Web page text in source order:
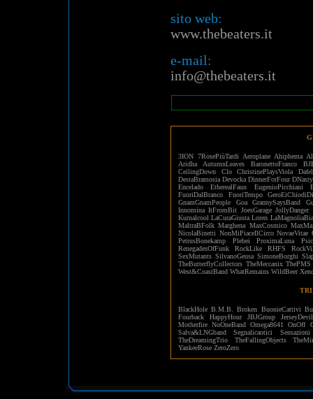
sito web:
www.thebeaters.it
e-mail:
info@thebeaters.it
3ION 7RosePiùTardi Aeroplane Ahiphema
Aridha
AutumnLeaves BaronettoFranco
CeilingDown
Clo ChristinePlaysViola
DestaBramosia Devocka DinnerForFour DNasty
Encelado
EtherealFaun EugenioPicchiani
FuoriDalBranco
FuoriTempo
GnamGnamPeople
Goa GrannySaysBand
Innomina ItFromBit JoesGarage JollyDanger
Kurnalcool LaCuraGiusta Loren
MaltraBFolk Marghena MaxCosmico
NicolaBinetti NonMiPiaceIlCirco NovaeVitae
PetrusBonekamp
Plebei ProximaLuna
RenegadesOfFunk
RockLike RHFS
SexMutants SilvanoGeusa SimoneBorghi
TheButterflyCollectors TheMeccanix ThePMS
West&CoastBand WhatRemains WildBeer
BlackHole B.M.B. Broken BuonieCattivi
Fourback
HappyHour JBJGroup
Motherfire NoOneBand Omega8641 OnOff
Salva&LNGbandSegnalicaotici
Sensazioni
TheDreamingTrio
TheFallingObjects
YankeeRose ZeroZero